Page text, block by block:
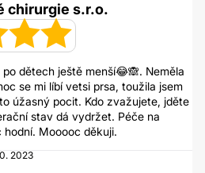
chirurgie s.r.o.
dětech ještě menší😂🙈. Neměla
se mi líbí vetsi prsa, toužila jsem
úžasný pocit. Kdo zvažujete, jděte
stav dá vydržet. Péče na
Mooooc děkuji.
2023